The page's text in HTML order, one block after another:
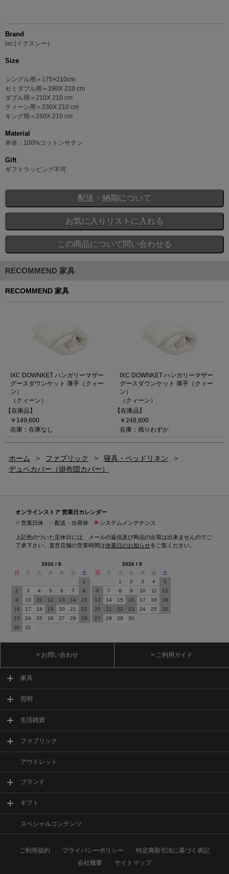
Brand
ixc.(イクスシー）
Size
シングル用＝175×210cm
セミダブル用＝190X 210 cm
ダブル用＝210X 210 cm
クィーン用＝230X 210 cm
キング用＝250X 210 cm
Material
本体：100%コットンサテン
Gift
ギフトラッピング不可
RECOMMEND 家具
RECOMMEND 家具
IXC DOWNKET ハンガリーマザー
グースダウンケット 薄手（クィー
ン）
（クィーン）
【在庫品】
￥149,600
在庫：在庫なし
IXC DOWNKET ハンガリーマザー
グースダウンケット 厚手（クィー
ン）
（クィーン）
【在庫品】
￥248,600
在庫：残りわずか
ホーム > ファブリック > 寝具・ベッドリネン
>
デュベカバー（掛布団カバー）
オンラインストア 営業日カレンダー
営業日休 配送・出荷休 ■ システムメンテナンス
上記色のついた定休日には、メールの返信及び商品の出荷は出来ませんのでご
了承下さい。直営店舗の営業時間は休業日のお知らせをご覧ください。
2026 / 8
日
月 火 水 木 金
土
1
2
3 4 5 6 7
8
9
10 11 12 13 14
15
16
17 18 19 20 21
22
23
24 25 26 27 28
29
30
31
2026 / 9
日
月 火 水 木 金
土
1
2 3 4
5
6
7 8 9 10 11
12
13
14 15 16 17 18
19
20
21 22 23 24 25
26
27
28 29 30
> お問い合わせ > ご利用ガイド
家具
照明
生活雑貨
ファブリック
アウトレット
ブランド
ギフト
スペシャルコンテンツ
ご利用規約 プライバシーポリシー
特定商取引法に基づく表記
会社概要
サイトマップ